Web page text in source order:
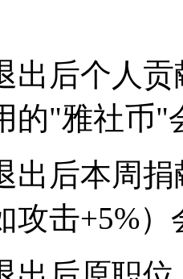
出后个人
的"雅社币"
出后本周
攻击+5%